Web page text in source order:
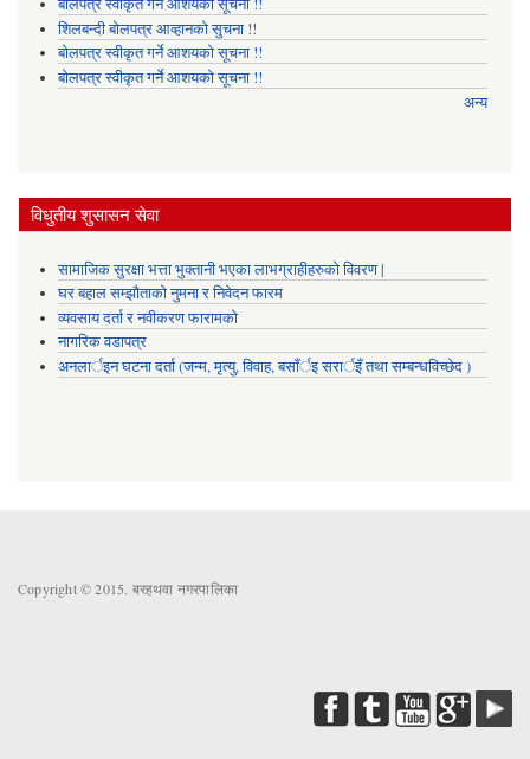
बोलपत्र स्वीकृत गर्ने आशयको सूचना !!
शिलबन्दी बोलपत्र आव्हानको सुचना !!
बोलपत्र स्वीकृत गर्ने आशयको सूचना !!
बोलपत्र स्वीकृत गर्ने आशयको सूचना !!
अन्य
विधुतीय शुसासन सेवा
सामाजिक सुरक्षा भत्ता भुक्तानी भएका लाभग्राहीहरुको विवरण |
घर बहाल सम्झौताको नुमना र निवेदन फारम
व्यवसाय दर्ता र नवीकरण फारामको
नागरिक वडापत्र
अनलार्इन घटना दर्ता (जन्म, मृत्यु, विवाह, बसाँर्इ सरार्इँ तथा सम्बन्धविच्छेद )
Copyright © 2015. बरहथवा नगरपालिका